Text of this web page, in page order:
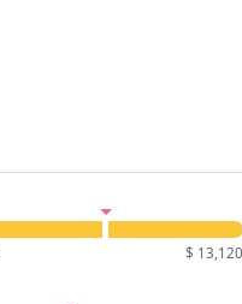
$ 13,120